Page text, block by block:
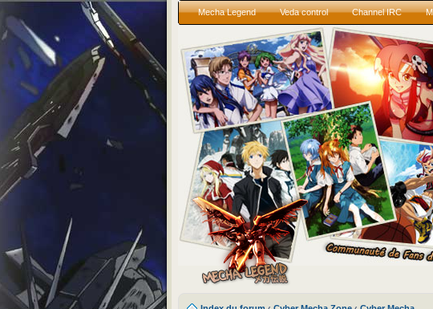
Mecha Legend Veda control Channel IRC